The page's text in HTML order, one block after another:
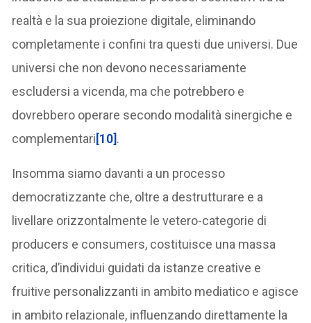
realtà e la sua proiezione digitale, eliminando
completamente i confini tra questi due universi. Due
universi che non devono necessariamente
escludersi a vicenda, ma che potrebbero e
dovrebbero operare secondo modalità sinergiche e
complementari[10].
Insomma siamo davanti a un processo
democratizzante che, oltre a destrutturare e a
livellare orizzontalmente le vetero-categorie di
producers e consumers, costituisce una massa
critica, d’individui guidati da istanze creative e
fruitive personalizzanti in ambito mediatico e agisce
in ambito relazionale, influenzando direttamente la